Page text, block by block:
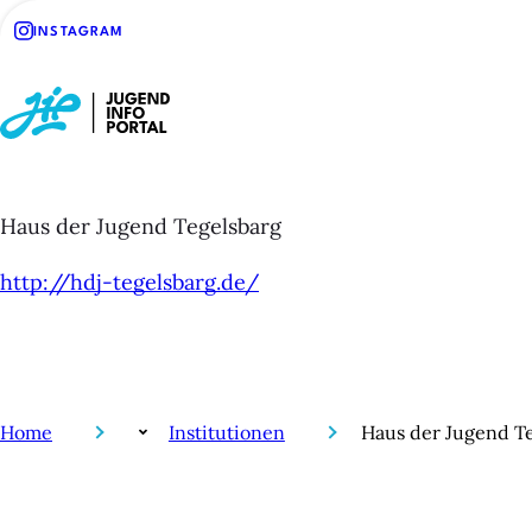
INSTAGRAM
Haus der Jugend Tegelsbarg
http://hdj-tegelsbarg.de/
Home Institutionen